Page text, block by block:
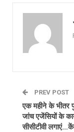
PREV POST
एक महीने के भीतर
जांच एजेंसियों के
सीसीटीवी